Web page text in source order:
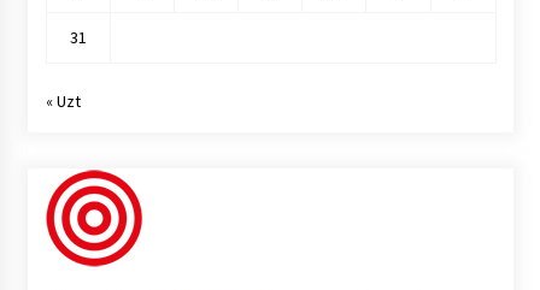
31
« Uzt